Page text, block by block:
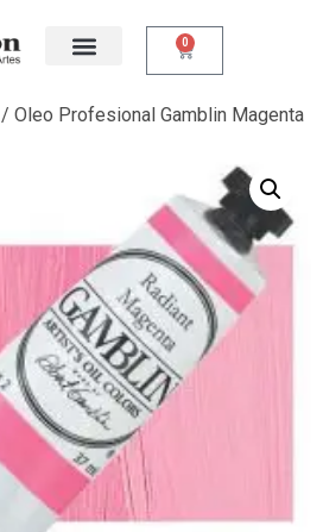
0
/ Oleo Profesional Gamblin Magenta